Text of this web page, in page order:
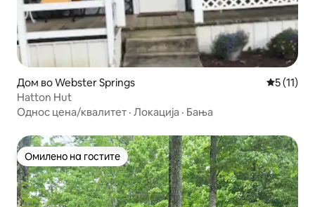
Дом во Webster Springs
5 (11)
Hatton Hut
Однос цена/квалитет · Локација · Бања
Омилено на гостите
Омилено на гостите